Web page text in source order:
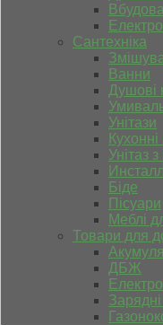
Сантехніка
Ванни
Душові
Унітази
Унітаз
Біде
Пісуари
Меблі
Товари для
ДБЖ
Зарядні